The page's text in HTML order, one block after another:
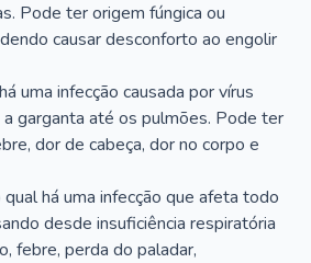
Pode ter origem fúngica ou
causar desconforto ao engolir
uma infecção causada por vírus
garganta até os pulmões. Pode ter
dor de cabeça, dor no corpo e
há uma infecção que afeta todo
desde insuficiência respiratória
febre, perda do paladar,